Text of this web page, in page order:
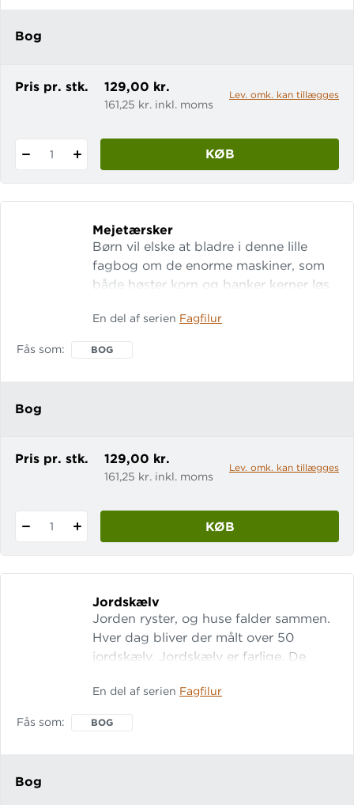
Bog
Pris pr. stk. 129,00 kr.
161,25 kr. inkl. moms
Lev. omk. kan tillægges
1 KØB
Mejetærsker
Børn vil elske at bladre i denne lille
fagbog om de enorme maskiner, som
både høster korn og banker kerner løs
og tegninger støtter godt op om
En del af serien Fagfilur
Fås som BOG
Bog
Pris pr. stk. 129,00 kr.
161,25 kr. inkl. moms
Lev. omk. kan tillægges
1 KØB
Jordskælv
Jorden ryster, og huse falder sammen.
Hver dag bliver der målt over 50
jordskælv. Jordskælv er farlige. De
Men hvordan opstår de? LET-tal: 16
En del af serien Fagfilur
Fås som BOG
Bog